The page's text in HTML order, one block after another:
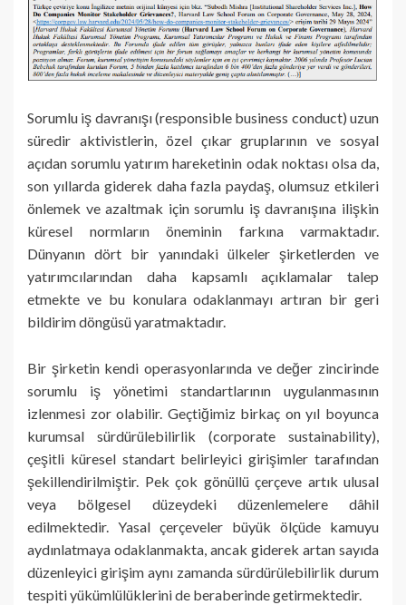
Sorumlu iş davranışı (responsible business conduct) uzun
süredir aktivistlerin, özel çıkar gruplarının ve sosyal
açıdan sorumlu yatırım hareketinin odak noktası olsa da,
son yıllarda giderek daha fazla paydaş, olumsuz etkileri
önlemek ve azaltmak için sorumlu iş davranışına ilişkin
küresel normların öneminin farkına varmaktadır.
Dünyanın dört bir yanındaki ülkeler şirketlerden ve
yatırımcılarından daha kapsamlı açıklamalar talep
etmekte ve bu konulara odaklanmayı artıran bir geri
bildirim döngüsü yaratmaktadır.
Bir şirketin kendi operasyonlarında ve değer zincirinde
sorumlu iş yönetimi standartlarının uygulanmasının
izlenmesi zor olabilir. Geçtiğimiz birkaç on yıl boyunca
kurumsal sürdürülebilirlik (corporate sustainability),
çeşitli küresel standart belirleyici girişimler tarafından
şekillendirilmiştir. Pek çok gönüllü çerçeve artık ulusal
veya bölgesel düzeydeki düzenlemelere dâhil
edilmektedir. Yasal çerçeveler büyük ölçüde kamuyu
aydınlatmaya odaklanmakta, ancak giderek artan sayıda
düzenleyici girişim aynı zamanda sürdürülebilirlik durum
tespiti yükümlülüklerini de beraberinde getirmektedir.